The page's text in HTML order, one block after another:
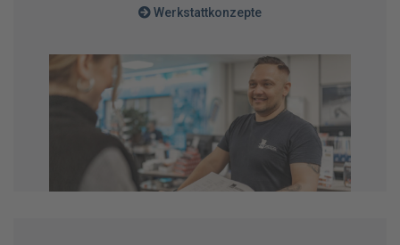
Werkstattkonzepte